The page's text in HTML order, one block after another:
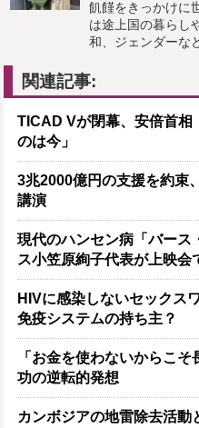
飢饉をきっかけに
は途上国の暮らし
和、ジェンダーな
関連記事:
TICAD Vが閉幕、安倍首相
のは今」
3兆2000億円の支援を約束
講演
現代のハンセン病「バース
ス小笠原絢子代表が上映会
HIVに感染しないセックス
免疫システムの持ち主？
「お金を使わないからこ
功の逆転的発想
カンボジアの地雷除去活